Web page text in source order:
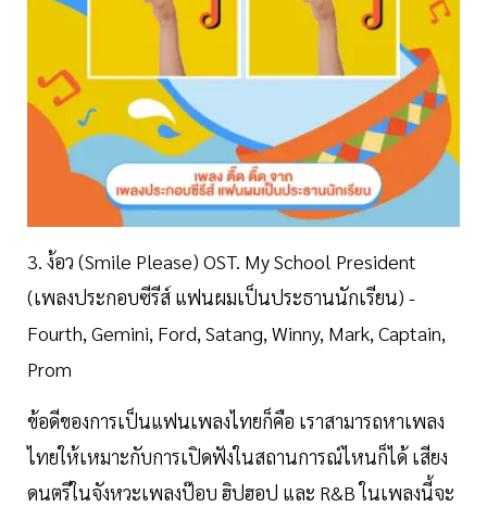
3. ง้อว (Smile Please) OST. My School President
(เพลงประกอบซีรีส์ แฟนผมเป็นประธานนักเรียน) -
Fourth, Gemini, Ford, Satang, Winny, Mark, Captain,
Prom
ข้อดีของการเป็นแฟนเพลงไทยก็คือ เราสามารถหาเพลง
ไทยให้เหมาะกับการเปิดฟังในสถานการณ์ไหนก็ได้ เสียง
ดนตรีในจังหวะเพลงป๊อบ ฮิปฮอป และ R&B ในเพลงนี้จะ